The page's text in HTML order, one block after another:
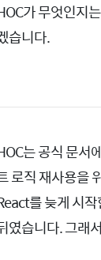
가 무엇인지
습니다.
는 공식 문서
로직 재사용을
를 늦게 시
였습니다. 그래